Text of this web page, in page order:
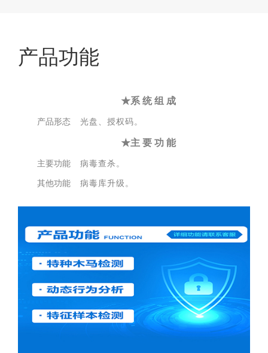
产品功能
★系 统 组 成
产品形态 光盘、授权码 。
★主 要 功 能
主要功能 病毒查杀。
其他功能 病毒库升级。